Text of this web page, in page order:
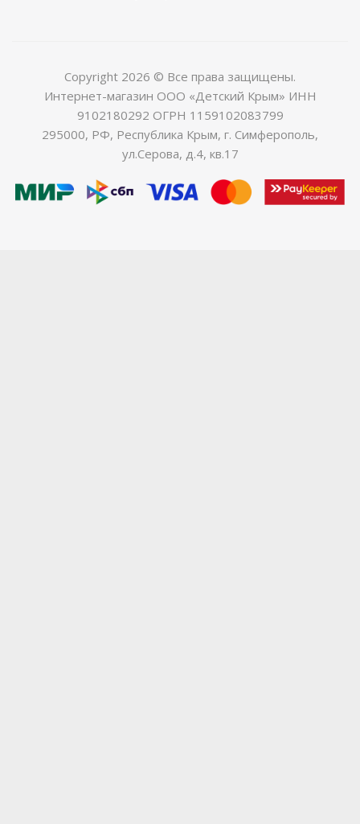
Copyright 2026 © Все права защищены.
Интернет-магазин ООО «Детский Крым» ИНН
9102180292 ОГРН 1159102083799
295000, РФ, Республика Крым, г. Симферополь,
ул.Серова, д.4, кв.17